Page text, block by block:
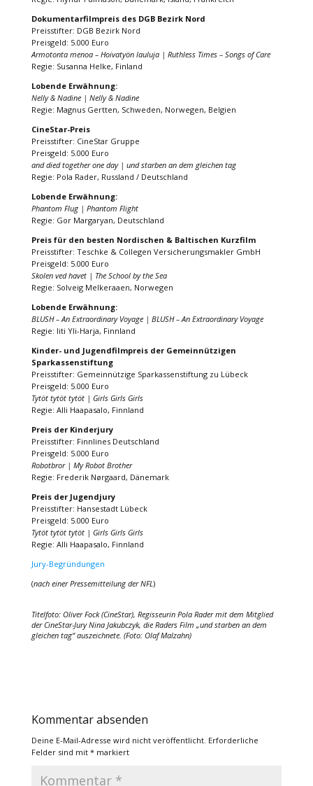
Dokumentarfilmpreis des DGB Bezirk Nord
Preisstifter: DGB Bezirk Nord
Preisgeld: 5.000 Euro
Armotonta menoa – Hoivatyön lauluja | Ruthless Times – Songs of Care
Regie: Susanna Helke, Finland
Lobende Erwähnung:
Nelly & Nadine | Nelly & Nadine
Regie: Magnus Gertten, Schweden, Norwegen, Belgien
CineStar-Preis
Preisstifter: CineStar Gruppe
Preisgeld: 5.000 Euro
and died together one day | und starben an dem gleichen tag
Regie: Pola Rader, Russland / Deutschland
Lobende Erwähnung:
Phantom Flug | Phantom Flight
Regie: Gor Margaryan, Deutschland
Preis für den besten Nordischen & Baltischen Kurzfilm
Preisstifter: Teschke & Collegen Versicherungsmakler GmbH
Preisgeld: 5.000 Euro
Skolen ved havet | The School by the Sea
Regie: Solveig Melkeraaen, Norwegen
Lobende Erwähnung:
BLUSH – An Extraordinary Voyage | BLUSH – An Extraordinary Voyage
Regie: Iiti Yli-Harja, Finnland
Kinder- und Jugendfilmpreis der Gemeinnützigen
Sparkassenstiftung
Preisstifter: Gemeinnützige Sparkassenstiftung zu Lübeck
Preisgeld: 5.000 Euro
Tytöt tytöt tytöt | Girls Girls Girls
Regie: Alli Haapasalo, Finnland
Preis der Kinderjury
Preisstifter: Finnlines Deutschland
Preisgeld: 5.000 Euro
Robotbror | My Robot Brother
Regie: Frederik Nørgaard, Dänemark
Preis der Jugendjury
Preisstifter: Hansestadt Lübeck
Preisgeld: 5.000 Euro
Tytöt tytöt tytöt | Girls Girls Girls
Regie: Alli Haapasalo, Finnland
Jury-Begründungen
(nach einer Pressemitteilung der NFL)
Titelfoto: Oliver Fock (CineStar), Regisseurin Pola Rader mit dem Mitglied
der CineStar-Jury Nina Jakubczyk, die Raders Film „und starben an dem
gleichen tag“ auszeichnete. (Foto: Olaf Malzahn)
Kommentar absenden
Deine E-Mail-Adresse wird nicht veröffentlicht. Erforderliche
Felder sind mit *markiert